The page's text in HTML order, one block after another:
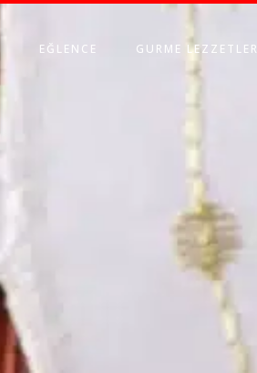
EĞLENCE GURME LEZZETLER